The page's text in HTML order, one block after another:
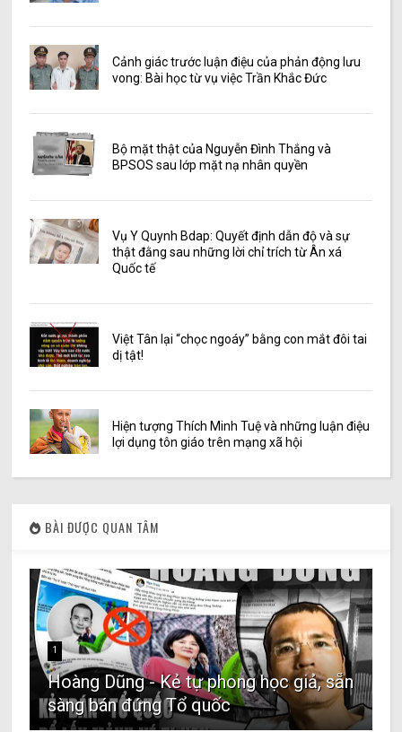
Cảnh giác trước luận điệu của phản động lưu
vong: Bài học từ vụ việc Trần Khắc Đức
Bộ mặt thật của Nguyễn Đình Thắng và
BPSOS sau lớp mặt nạ nhân quyền
Vụ Y Quynh Bdap: Quyết định dẫn độ và sự
thật đằng sau những lời chỉ trích từ Ân xá
Quốc tế
Việt Tân lại “chọc ngoáy” bằng con mắt đôi tai
dị tật!
Hiện tượng Thích Minh Tuệ và những luận điệu
lợi dụng tôn giáo trên mạng xã hội
BÀI ĐƯỢC QUAN TÂM
1
Hoàng Dũng - Kẻ tự phong học giả, sẵn
sàng bán đứng Tổ quốc